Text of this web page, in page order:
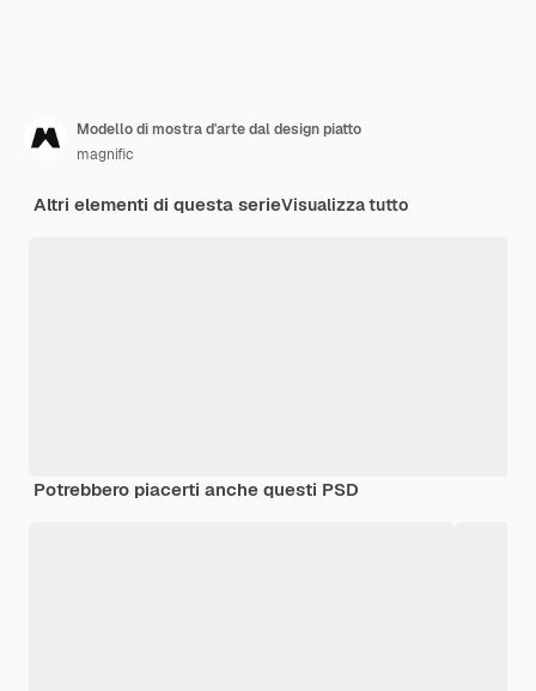
Modello di mostra d'arte dal design piatto
magnific
Altri elementi di questa serieVisualizza tutto
Potrebbero piacerti anche questi PSD